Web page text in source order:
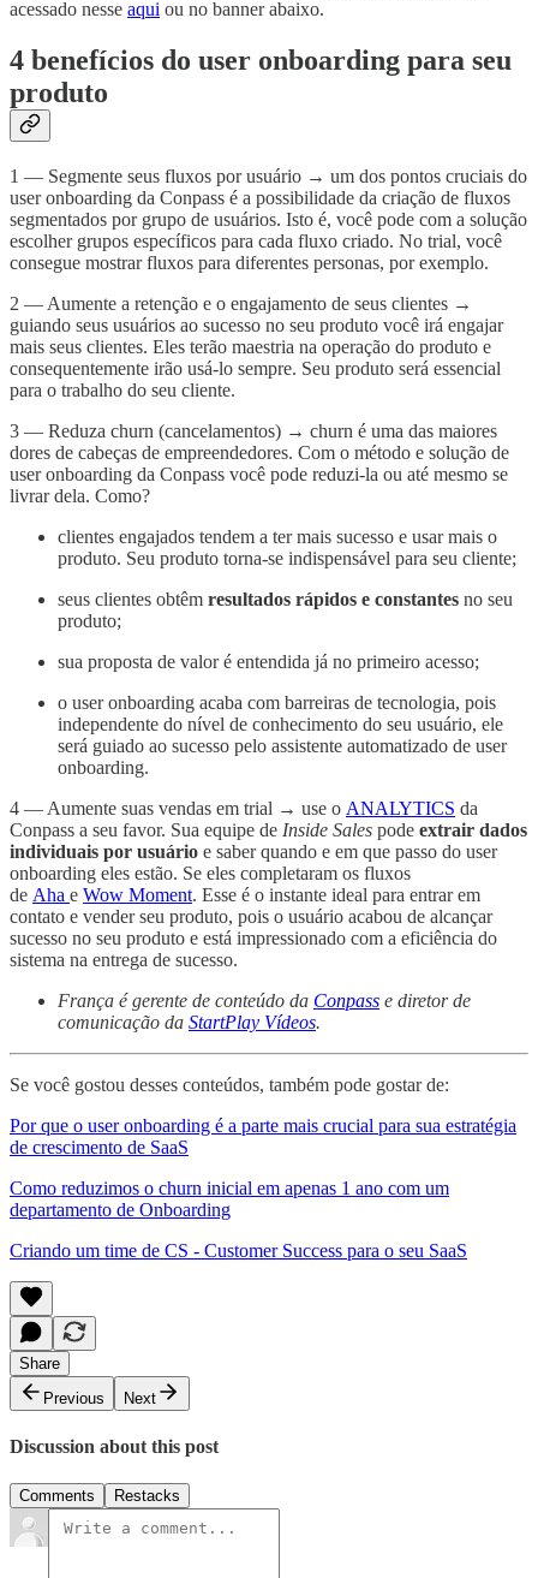
acessado nesse aqui ou no banner abaixo.
4 benefícios do user onboarding para seu
produto
1 — Segmente seus fluxos por usuário → um dos pontos cruciais do
user onboarding da Conpass é a possibilidade da criação de fluxos
segmentados por grupo de usuários. Isto é, você pode com a solução
escolher grupos específicos para cada fluxo criado. No trial, você
consegue mostrar fluxos para diferentes personas, por exemplo.
2 — Aumente a retenção e o engajamento de seus clientes →
guiando seus usuários ao sucesso no seu produto você irá engajar
mais seus clientes. Eles terão maestria na operação do produto e
consequentemente irão usá-lo sempre. Seu produto será essencial
para o trabalho do seu cliente.
3 — Reduza churn (cancelamentos) → churn é uma das maiores
dores de cabeças de empreendedores. Com o método e solução de
user onboarding da Conpass você pode reduzi-la ou até mesmo se
livrar dela. Como?
clientes engajados tendem a ter mais sucesso e usar mais o
produto. Seu produto torna-se indispensável para seu cliente;
seus clientes obtêm resultados rápidos e constantes no seu
produto;
sua proposta de valor é entendida já no primeiro acesso;
o user onboarding acaba com barreiras de tecnologia, pois
independente do nível de conhecimento do seu usuário, ele
será guiado ao sucesso pelo assistente automatizado de user
onboarding.
4 — Aumente suas vendas em trial → use o ANALYTICS da
Conpass a seu favor. Sua equipe de Inside Sales pode extrair dados
individuais por usuário e saber quando e em que passo do user
onboarding eles estão. Se eles completaram os fluxos
de Aha e Wow Moment. Esse é o instante ideal para entrar em
contato e vender seu produto, pois o usuário acabou de alcançar
sucesso no seu produto e está impressionado com a eficiência do
sistema na entrega de sucesso.
França é gerente de conteúdo da Conpass e diretor de
comunicação da StartPlay Vídeos.
Se você gostou desses conteúdos, também pode gostar de:
Por que o user onboarding é a parte mais crucial para sua estratégia
de crescimento de SaaS
Como reduzimos o churn inicial em apenas 1 ano com um
departamento de Onboarding
Criando um time de CS - Customer Success para o seu SaaS
Share
Previous
Next
Discussion about this post
Comments Restacks